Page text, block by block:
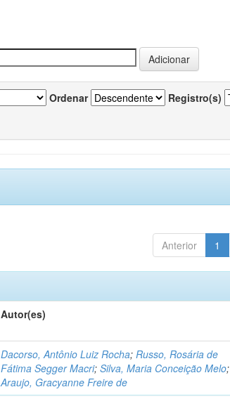
Ordenar Registro(s)
Anterior 1
Autor(es)
Dacorso, Antônio Luiz Rocha;Russo, Rosária de
Fátima Segger Macri;Silva, Maria Conceição Melo;
Araujo, Gracyanne Freire de